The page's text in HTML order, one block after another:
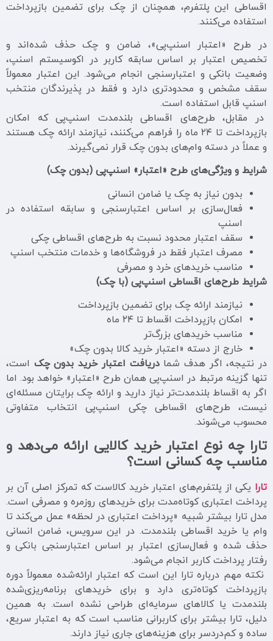
اقساطی این پلتفرم، همچنان از چک برای تضمین بازپرداخت
استفاده می‌کنند.
در طرح «اعتبار اسنپ‌پی»، ضامن و چک حذف شده‌اند و
تخصیص اعتبار بر اساس سابقه کاربر در اکوسیستم اسنپ،
وضعیت بانکی و اعتبارسنجی انجام می‌شود. این اعتبار معمولاً
سقف مشخص و محدودتری دارد و فقط در پذیرندگان منتخب
اسنپ قابل استفاده است.
در مقابل، طرح‌های اقساطی بلندمدت اسنپ‌پی که امکان
بازپرداخت تا ۲۴ ماه را فراهم می‌کنند، نیازمند ارائه چک هستند
و عملاً در دسته وام‌های بدون چک قرار نمی‌گیرند.
شرایط و ویژگی‌های طرح «اعتبار» اسنپ‌پی (بدون چک)
بدون نیاز به چک یا ضامن انسانی
فعال‌سازی بر اساس اعتبارسنجی و سابقه استفاده در
اسنپ
سقف اعتبار محدود نسبت به طرح‌های اقساطی چکی
مصرف اعتبار فقط در فروشگاه‌ها و خدمات منتخب اسنپ
مناسب خریدهای خرد و مصرفی
شرایط طرح‌های اقساطی اسنپ‌پی (با چک)
نیازمند ارائه چک برای تضمین بازپرداخت
امکان بازپرداخت اقساط تا ۲۴ ماه
مناسب خریدهای بزرگ‌تر
خارج از دسته «اعتبار خرید کالا بدون چک»
در نتیجه، اگر هدف شمادریافت اعتبار خرید بدون چک است،
تنها گزینه مرتبط در اسنپ‌پی همان طرح «اعتبار» خواهد بود. اما
اگر به اقساط بلندمدت‌تر نیاز دارید و ارائه چک برایتان مسئله‌ای
نیست، طرح‌های اقساطی چکی اسنپ‌پی انتخاب متفاوتی
محسوب می‌شوند.
تارا چه نوع اعتبار خرید کالایی ارائه می‌دهد و
مناسب چه کسانی است؟
تارا یکی از پلتفرم‌های اعتبار خرید کالاست که تمرکز اصلی آن بر
پرداخت اعتباری کوتاه‌مدت برای خریدهای روزمره و مصرفی است.
مدل تارا بیشتر شبیه «پرداخت اعتباری در لحظه» عمل می‌کند تا
وام یا خرید اقساطی بلندمدت. در این سرویس، ضامن انسانی
حذف شده و فعال‌سازی اعتبار بر اساس اعتبارسنجی بانکی و
رفتار پرداخت کاربر انجام می‌شود.
نکته مهم درباره تارا این است که اعتبار ارائه‌شده معمولاً دوره
بازپرداخت کوتاه‌تری دارد و برای خریدهای برنامه‌ریزی‌شده
بلندمدت یا کالاهای سرمایه‌ای طراحی نشده است. به همین
دلیل، تارا بیشتر برای کاربرانی مناسب است که به اعتبار سریع،
ساده و کم‌دردسر برای هزینه‌های جاری نیاز دارند.